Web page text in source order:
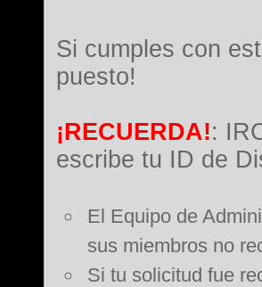
Si cumples con
puesto!
¡RECUERDA!:
escribe tu ID de
El Equipo de
sus miembros no
Si tu solicitud fue